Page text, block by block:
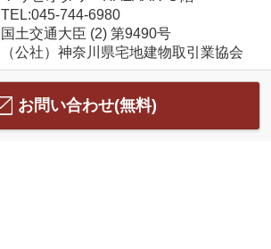
TEL:045-744-6980
国土交通大臣 (2) 第9490号
（公社）神奈川県宅地建物取引業協会
お問い合わせ(無料)